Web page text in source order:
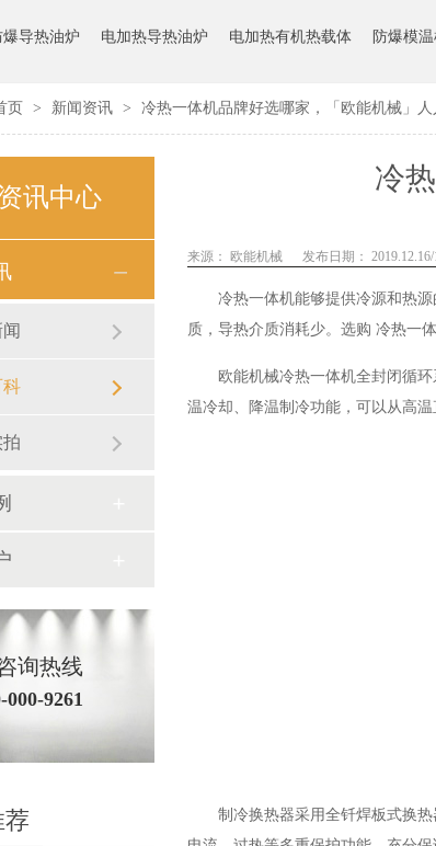
爆导热油炉 电加热导热油炉 电加热有机热载体 防爆模
页 > 新闻资讯 > 冷热一体机品牌好选哪家，「欧能机械」人
冷
来源： 欧能机械 发布日期： 2019.12.16/
冷热一体机能够提供冷源和热
质，导热介质消耗少。选购 冷热一
欧能机械冷热一体机全封闭循
温冷却、降温制冷功能，可以从高
制冷换热器采用全钎焊板式换
讯中心
科
询热线
000-9261